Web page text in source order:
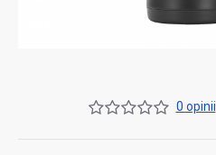
0 opinii